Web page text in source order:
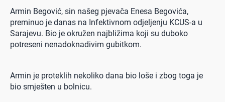
Armin Begović, sin našeg pjevača Enesa Begovića,
preminuo je danas na Infektivnom odjeljenju KCUS-a u
Sarajevu. Bio je okružen najbližima koji su duboko
potreseni nenadoknadivim gubitkom.
Armin je proteklih nekoliko dana bio loše i zbog toga je
bio smješten u bolnicu.